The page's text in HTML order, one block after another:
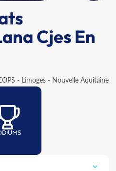
Cjes En
- Limoges - Nouvelle Aquitaine